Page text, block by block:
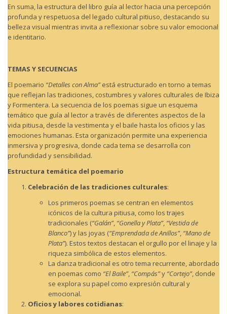
En suma, la estructura del libro guía al lector hacia una percepción
profunda y respetuosa del legado cultural pitiuso, destacando su
belleza visual mientras invita a reflexionar sobre su valor emocional
e identitario.
TEMAS Y SECUENCIAS
El poemario “Detalles con Alma”está estructurado en torno a temas
que reflejan las tradiciones, costumbres y valores culturales de Ibiza
y Formentera. La secuencia de los poemas sigue un esquema
temático que guía al lector a través de diferentes aspectos de la
vida pitiusa, desde la vestimenta y el baile hasta los oficios y las
emociones humanas. Esta organización permite una experiencia
inmersiva y progresiva, donde cada tema se desarrolla con
profundidad y sensibilidad.
Estructura temática del poemario
Celebración de las tradiciones culturales:
Los primeros poemas se centran en elementos
icónicos de la cultura pitiusa, como los trajes
tradicionales (“Galán”, “Gonella y Plata”, “Vestida de
Blanco”) y las joyas (“Emprendada de Anillos”, “Mano de
Plata”). Estos textos destacan el orgullo por el linaje y la
riqueza simbólica de estos elementos.
La danza tradicional es otro tema recurrente, abordado
en poemas como “El Baile”, “Compás”y “Cortejo”, donde
se explora su papel como expresión cultural y
emocional.
Oficios y labores cotidianas: